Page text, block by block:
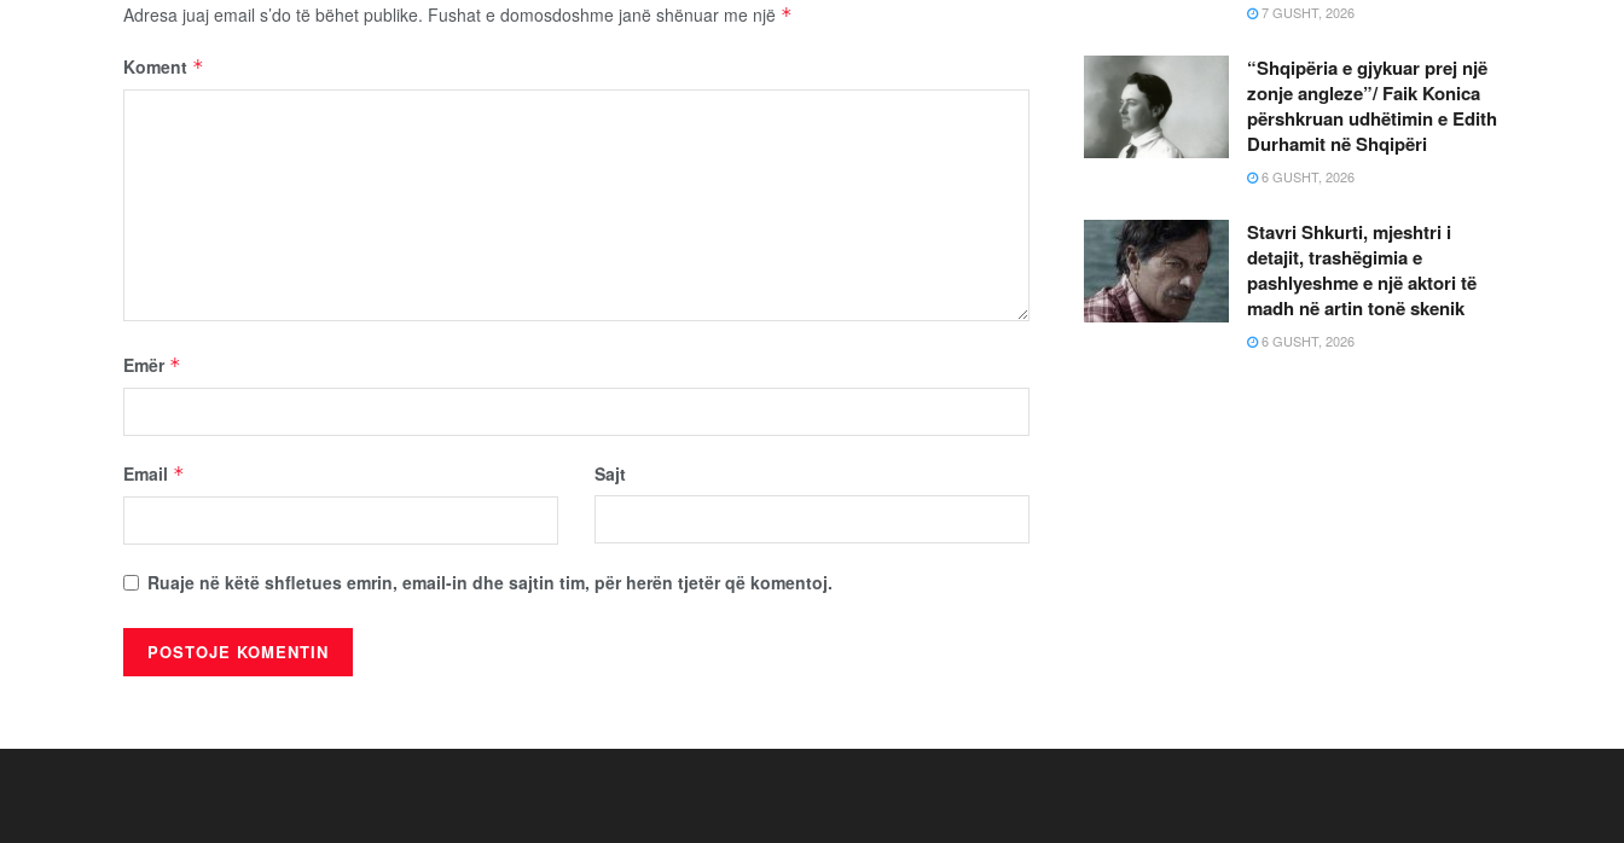
Adresa juaj email s’do të bëhet publike. Fushat e domosdoshme janë shënuar me një *
Koment *
Emër *
Email * Sajt
Ruaje në këtë shfletues emrin, email-in dhe sajtin tim, për herën tjetër që komentoj.
7 GUSHT, 2026
“Shqipëria e gjykuar prej një
zonje angleze”/ Faik Konica
përshkruan udhëtimin e Edith
Durhamit në Shqipëri
6 GUSHT, 2026
Stavri Shkurti, mjeshtri i
detajit, trashëgimia e
pashlyeshme e një aktori të
madh në artin tonë skenik
6 GUSHT, 2026